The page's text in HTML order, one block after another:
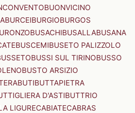
BUONVICINO
BURCEIBURGIOBURGOS
BUSACHIBUSALLABUSANA
BUSCEMIBUSETO PALIZZOLO
BUSSI SUL TIRINOBUSSO
BUSTO ARSIZIO
BUTIBUTTAPIETRA
D'ASTIBUTTRIO
LIGURECABIATECABRAS